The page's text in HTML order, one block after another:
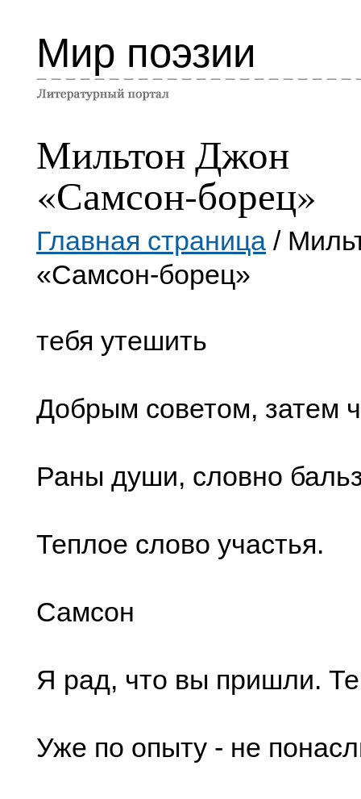
Мир поэзии
Мильтон Джон
«Самсон-борец»
Главная страница /
«Самсон-борец»
тебя утешить
Добрым советом, затем
Раны души, словно
Теплое слово участья.
Самсон
Я рад, что вы пришли.
Уже по опыту - не